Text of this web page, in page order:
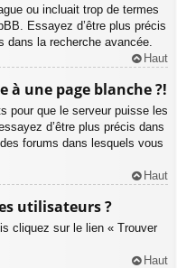
ou incluait trop de termes
Essayez d’être plus précis
dans la recherche avancée.
Haut
à une page blanche ?!
pour que le serveur puisse les
d’être plus précis dans
forums dans lesquels vous
Haut
utilisateurs ?
cliquez sur le lien « Trouver
Haut